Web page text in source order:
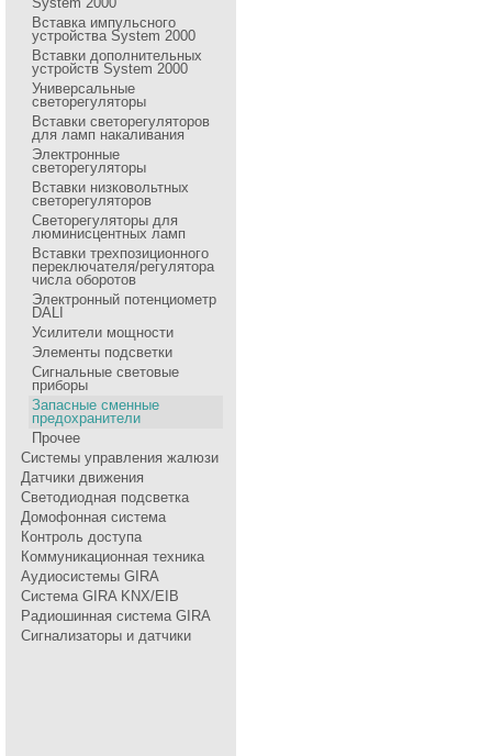
Вставка импульсного
устройства System 2000
Вставки дополнительных
устройств System 2000
Универсальные
светорегуляторы
Вставки светорегуляторов
для ламп накаливания
Электронные
светорегуляторы
Вставки низковольтных
светорегуляторов
Светорегуляторы для
люминисцентных ламп
Вставки трехпозиционного
переключателя/регулятора
числа оборотов
Электронный потенциометр
DALI
Усилители мощности
Элементы подсветки
Сигнальные световые
приборы
Запасные сменные
предохранители
Прочее
Системы управления жалюзи
Датчики движения
Светодиодная подсветка
Домофонная система
Контроль доступа
Коммуникационная техника
Аудиосистемы GIRA
Система GIRA KNX/EIB
Радиошинная система GIRA
Сигнализаторы и датчики